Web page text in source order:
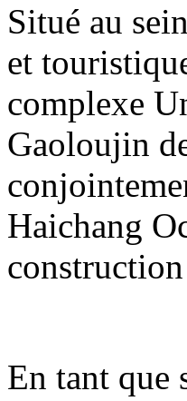
Situé au
et
complexe
Gaoloujin
Haichang
En tant que